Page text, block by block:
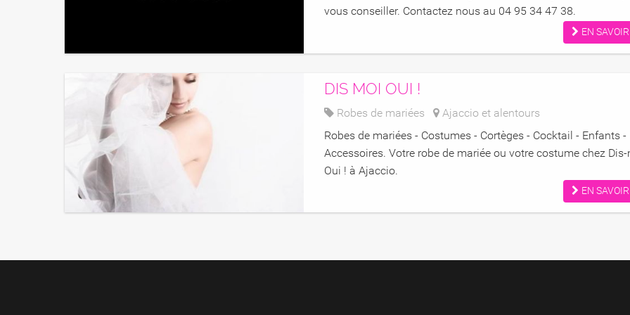
Hugo Boss Bastia
vous conseiller. Contactez nous au 04 95 34 47 38.
EN
Dis Moi Oui !
DIS MOI OUI !
Robes de mariées
Ajaccio et alentours
Robes de mariées - Costumes - Cortèges - Cocktail - Enfants -
Accessoires. Votre robe de mariée ou votre costume chez
Oui ! à Ajaccio.
EN